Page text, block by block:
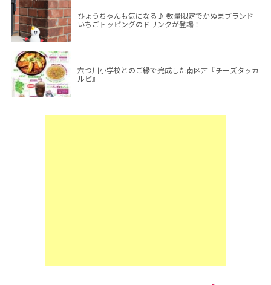
ひょうちゃんも気になる♪ 数量限定でかぬまブランド
いちごトッピングのドリンクが登場！
六つ川小学校とのご縁で完成した南区丼『チーズタッカ
ルビ』